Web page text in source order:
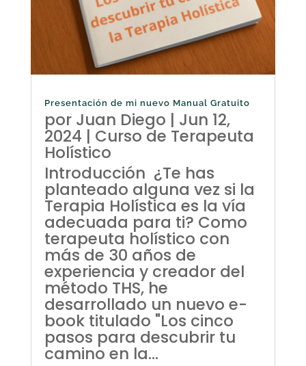
Presentación de mi nuevo Manual Gratuito
por Juan Diego | Jun 12,
2024 | Curso de Terapeuta
Holístico
Introducción ¿Te has
planteado alguna vez si la
Terapia Holística es la vía
adecuada para ti? Como
terapeuta holístico con
más de 30 años de
experiencia y creador del
método THS, he
desarrollado un nuevo e-
book titulado "Los cinco
pasos para descubrir tu
camino en la...